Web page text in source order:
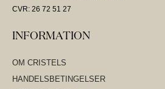
CVR: 26 72 51 27
INFORMATION
OM CRISTELS
HANDELSBETINGELSER